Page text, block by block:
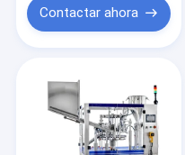
Contactar ahora